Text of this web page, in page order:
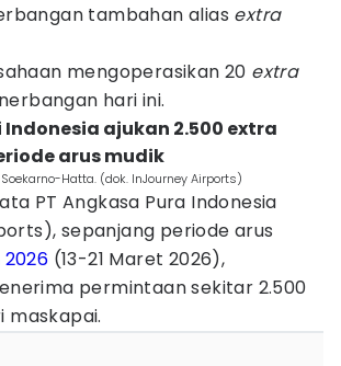
tambahan alias extra
mengoperasikan 20 extra
hari ini.
Indonesia ajukan 2.500 extra
arus mudik
Hatta. (dok. InJourney Airports)
PT Angkasa Pura Indonesia
sepanjang periode arus
(13-21 Maret 2026),
permintaan sekitar 2.500
maskapai.